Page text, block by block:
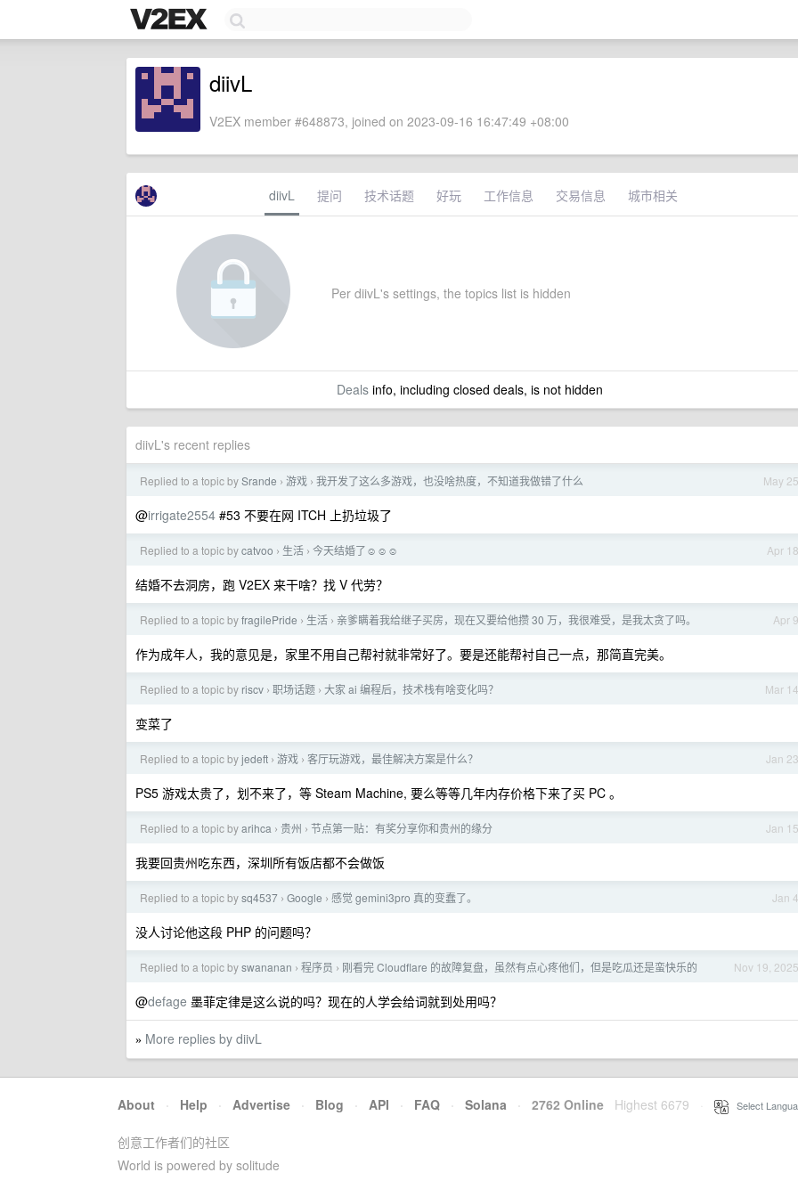
diivL
V2EX member #648873, joined on 2023-09-16 16:47:49 +08:00
diivL 提问 技术话题 好玩 工作信息 交易信息 城市相关
Per diivL's settings, the topics list is hidden
Dealsinfo, including closed deals, is not hidden
diivL's recent replies
May 25
Replied to a topic bySrande › 游戏 › 我开发了这么多游戏，也没啥热度，不知道我做错了什么
@irrigate2554 #53 不要在网 ITCH 上扔垃圾了
Apr 18
Replied to a topic bycatvoo › 生活 › 今天结婚了☺️☺️☺️
结婚不去洞房，跑 V2EX 来干啥？找 V 代劳？
Apr 9
Replied to a topic byfragilePride › 生活 › 亲爹瞒着我给继子买房，现在又要给他攒 30 万，我很难受，是我太贪了吗。
作为成年人，我的意见是，家里不用自己帮衬就非常好了。要是还能帮衬自己一点，那简直完美。
Mar 14
Replied to a topic by riscv › 职场话题 › 大家 ai 编程后，技术栈有啥变化吗？
变菜了
Jan 23
Replied to a topic byjedeft › 游戏 › 客厅玩游戏，最佳解决方案是什么？
PS5 游戏太贵了，划不来了，等 Steam Machine, 要么等等几年内存价格下来了买 PC 。
Jan 15
Replied to a topic byarihca › 贵州 › 节点第一贴：有奖分享你和贵州的缘分
我要回贵州吃东西，深圳所有饭店都不会做饭
Jan 4
Replied to a topic bysq4537 › Google › 感觉 gemini3pro 真的变蠢了。
没人讨论他这段 PHP 的问题吗？
Nov 19, 2025
Replied to a topic byswananan › 程序员 › 刚看完 Cloudflare 的故障复盘，虽然有点心疼他们，但是吃瓜还是蛮快乐的
@defage 墨菲定律是这么说的吗？现在的人学会给词就到处用吗？
» More replies by diivL
About · Help · Advertise · Blog · API · FAQ · Solana · 2762 Online Highest 6679 Select
创意工作者们的社区
World is powered by solitude